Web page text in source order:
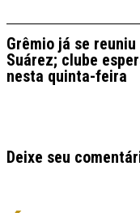
Grêmio já se
Suárez; clube
nesta quinta-feira
Deixe seu